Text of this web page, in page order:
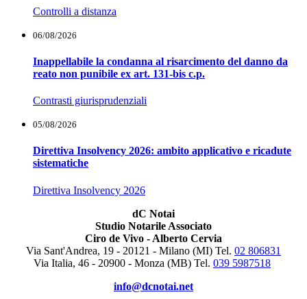
Controlli a distanza
06/08/2026
Inappellabile la condanna al risarcimento del danno da
reato non punibile ex art. 131-bis c.p.
Contrasti giurisprudenziali
05/08/2026
Direttiva Insolvency 2026: ambito applicativo e ricadute
sistematiche
Direttiva Insolvency 2026
dC Notai
Studio Notarile Associato
Ciro de Vivo - Alberto Cervia
Via Sant'Andrea, 19 - 20121 - Milano (MI) Tel. 02 806831
Via Italia, 46 - 20900 - Monza (MB) Tel. 039 5987518
info@dcnotai.net